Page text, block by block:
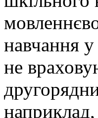
навчання
не